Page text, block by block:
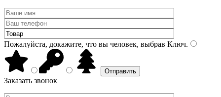
Пожалуйста, докажите, что вы человек, выбрав Ключ.
Заказать звонок